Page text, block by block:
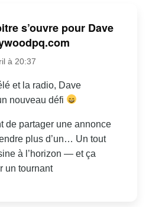
s’ouvre pour Dave
à 20:37
et la radio, Dave
nouveau défi
de partager une annonce
plus d’un… Un tout
à l’horizon — et ça
un tournant